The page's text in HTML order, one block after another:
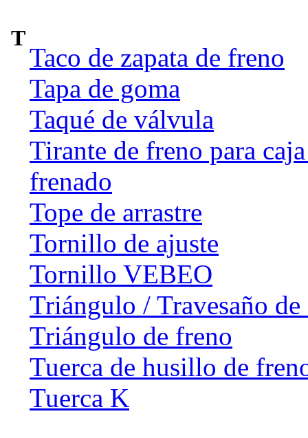
T
Taco de zapata de freno
Tapa de goma
Taqué de válvula
Tirante de freno para
frenado
Tope de arrastre
Tornillo de ajuste
Tornillo VEBEO
Triángulo / Travesaño de
Triángulo de freno
Tuerca de husillo de
Tuerca K